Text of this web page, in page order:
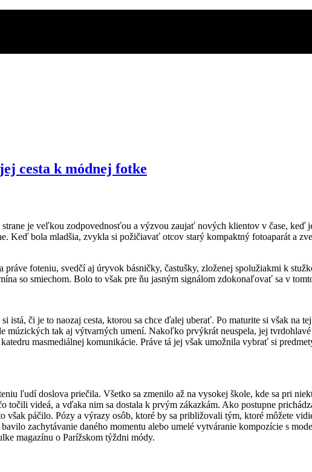
cesta k módnej fotke
je veľkou zodpovednosťou a výzvou zaujať nových klientov v čase, keď
Keď bola mladšia, zvykla si požičiavať otcov starý kompaktný fotoaparát a
foteniu, svedčí aj úryvok básničky, častušky, zloženej spolužiakmi k
so smiechom. Bolo to však pre ňu jasným signálom zdokonaľovať sa v
či je to naozaj cesta, ktorou sa chce ďalej uberať. Po maturite si však na
múzických tak aj výtvarných umení. Nakoľko prvýkrát neuspela, jej
masmediálnej komunikácie. Práve tá jej však umožnila vybrať si
ľudí doslova priečila. Všetko sa zmenilo až na vysokej škole, kde sa pri
videá, a vďaka nim sa dostala k prvým zákazkám. Ako postupne
páčilo. Pózy a výrazy osôb, ktoré by sa približovali tým, ktoré môžete
zachytávanie daného momentu alebo umelé vytváranie kompozície s
magazínu o Parížskom týždni módy.